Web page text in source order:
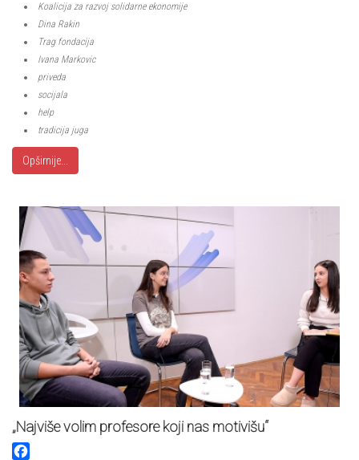
Koalicija za razvoj solidarne ekonomije
Dina Rakin
Trag fondacija
Ivana Markovic
priveda
socijala
help
tradicija juga
Opširnije...
„Najviše volim profesore koji nas motivišu“